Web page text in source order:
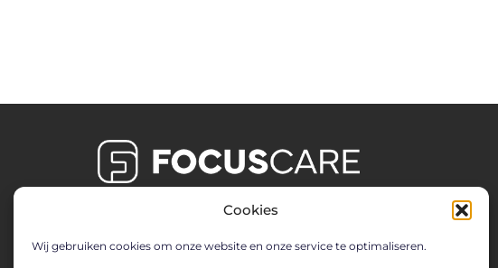
Cookies
Wij gebruiken cookies om onze website en onze service te optimaliseren.